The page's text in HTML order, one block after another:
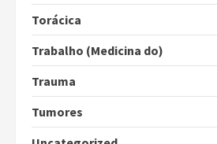
Torácica
Trabalho (Medicina do)
Trauma
Tumores